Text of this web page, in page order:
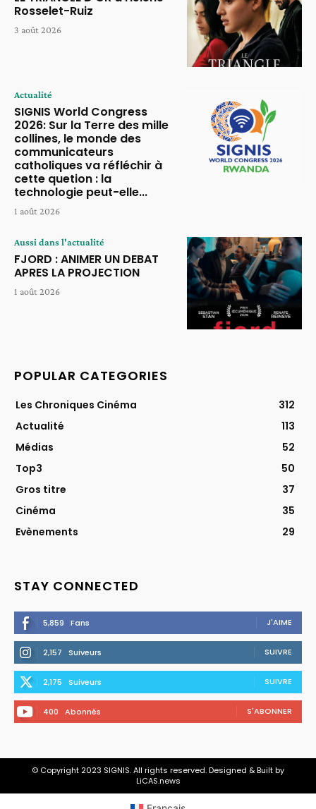
Rosselet-Ruiz
3 août 2026
Actualité
SIGNIS World Congress
2026: Sur la Terre des mille
collines, le monde des
communicateurs
catholiques va réfléchir à
cette quetion : la
technologie peut-elle...
1 août 2026
Aussi dans l'actualité
FJORD : ANIMER UN DEBAT
APRES LA PROJECTION
1 août 2026
POPULAR CATEGORIES
Les Chroniques Cinéma
312
Actualité
113
Médias
52
Top3
50
Gros titre
37
Cinéma
35
Evènements
29
STAY CONNECTED
5,859 Fans J'AIME
2,157 Suiveurs SUIVRE
2,175 Suiveurs SUIVRE
400 Abonnés S'ABONNER
© Copyright 2023 SIGNIS. All rights reserved. Designed & Built by
LiCAS.news